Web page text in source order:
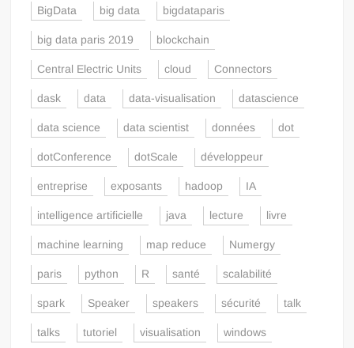
BigData big data bigdataparis
big data paris 2019 blockchain
Central Electric Units cloud Connectors
dask data data-visualisation datascience
data science data scientist données dot
dotConference dotScale développeur
entreprise exposants hadoop IA
intelligence artificielle java lecture livre
machine learning map reduce Numergy
paris python R santé scalabilité
spark Speaker speakers sécurité talk
talks tutoriel visualisation windows